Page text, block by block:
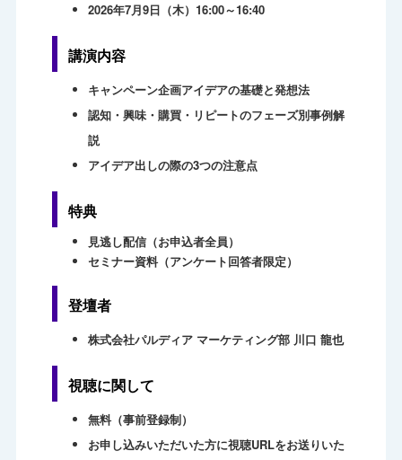
2026年7月9日（木）16:00～16:40
講演内容
キャンペーン企画アイデアの基礎と発想法
認知・興味・購買・リピートのフェーズ別事例解
説
アイデア出しの際の3つの注意点
特典
見逃し配信（お申込者全員）
セミナー資料（アンケート回答者限定）
登壇者
株式会社パルディア マーケティング部 川口 龍也
視聴に関して
無料（事前登録制）
お申し込みいただいた方に視聴URLをお送りいた